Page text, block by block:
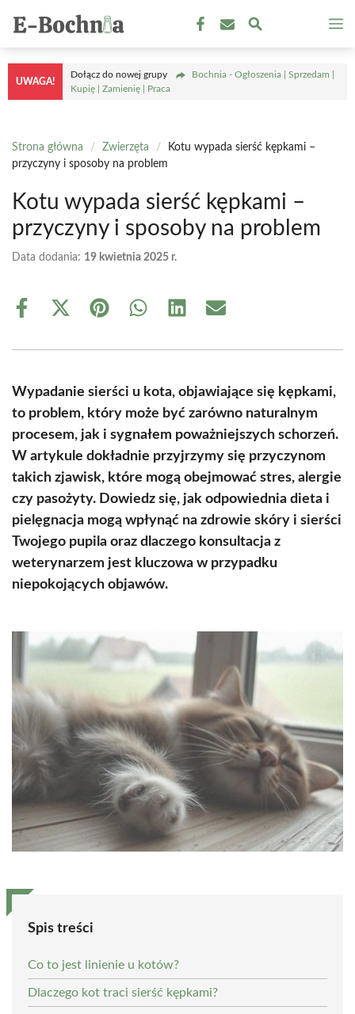
treści
UWAGA!
Dołącz do nowej grupy
Bochnia - Ogłoszenia | Sprzedam |
Kupię | Zamienię | Praca
Strona główna / Zwierzęta /
Kotu wypada sierść kępkami –
przyczyny i sposoby na problem
Kotu wypada sierść kępkami –
przyczyny i sposoby na problem
Data dodania: 19 kwietnia 2025 r.
Share
Share
(Twitter)
Share Share Share Share
Wypadanie sierści u kota, objawiające się kępkami,
to problem, który może być zarówno naturalnym
procesem, jak i sygnałem poważniejszych schorzeń.
W artykule dokładnie przyjrzymy się przyczynom
takich zjawisk, które mogą obejmować stres, alergie
czy pasożyty. Dowiedz się, jak odpowiednia dieta i
pielęgnacja mogą wpłynąć na zdrowie skóry i sierści
Twojego pupila oraz dlaczego konsultacja z
weterynarzem jest kluczowa w przypadku
niepokojących objawów.
Spis treści
Co to jest linienie u kotów?
Dlaczego kot traci sierść kępkami?